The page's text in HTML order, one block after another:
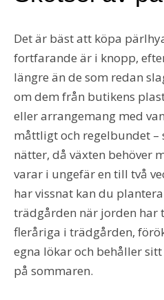
Det är bäst att köpa
fortfarande är i knopp,
längre än de som redan
om dem från butikens
eller arrangemang med
måttligt och regelbundet –
nätter, då växten behöver
varar i ungefär en till två
har vissnat kan du
trädgården när jorden har
fleråriga i trädgården,
egna lökar och behåller
på sommaren.